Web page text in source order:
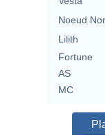
Noeud
Lilith
Fortune
AS
MC